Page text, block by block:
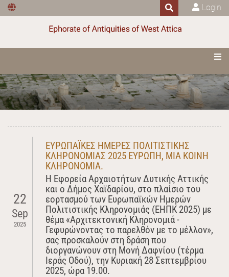
Login
22
Sep
2025
ΕΥΡΩΠΑΪΚΕΣ ΗΜΕΡΕΣ ΠΟΛΙΤΙΣΤΙΚΗΣ
ΚΛΗΡΟΝΟΜΙΑΣ 2025 ΕΥΡΩΠΗ, ΜΙΑ ΚΟΙΝΗ
ΚΛΗΡΟΝΟΜΙΑ.
Η Εφορεία Αρχαιοτήτων Δυτικής Αττικής
και ο Δήμος Χαϊδαρίου, στο πλαίσιο του
εορτασμού των Ευρωπαϊκών Ημερών
Πολιτιστικής Κληρονομιάς (ΕΗΠΚ 2025) με
θέμα «Αρχιτεκτονική Κληρονομιά -
Γεφυρώνοντας το παρελθόν με το μέλλον»,
σας προσκαλούν στη δράση που
διοργανώνουν στη Μονή Δαφνίου (τέρμα
Ιεράς Οδού), την Κυριακή 28 Σεπτεμβρίου
2025, ώρα 19.00.